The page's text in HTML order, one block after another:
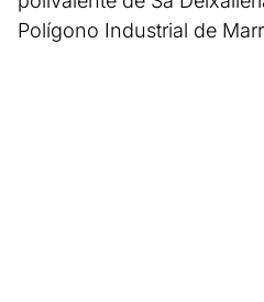
Polígono Industrial de